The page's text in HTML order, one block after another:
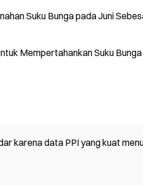
Suku Bunga pada Juni
Mempertahankan Suku
karena data PPI yang kuat